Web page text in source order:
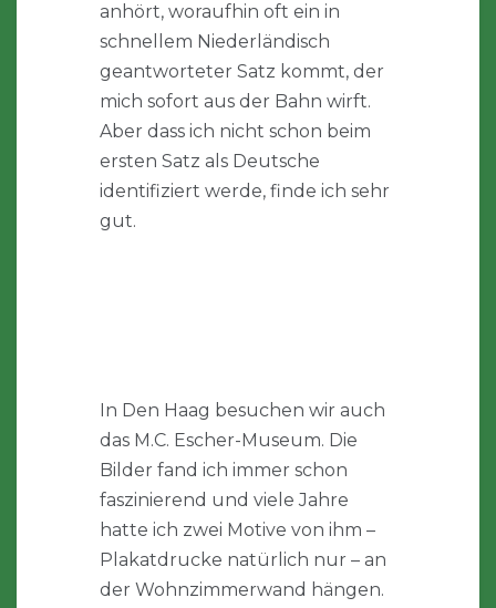
anhört, woraufhin oft ein in
schnellem Niederländisch
geantworteter Satz kommt, der
mich sofort aus der Bahn wirft.
Aber dass ich nicht schon beim
ersten Satz als Deutsche
identifiziert werde, finde ich sehr
gut.
In Den Haag besuchen wir auch
das M.C. Escher-Museum. Die
Bilder fand ich immer schon
faszinierend und viele Jahre
hatte ich zwei Motive von ihm –
Plakatdrucke natürlich nur – an
der Wohnzimmerwand hängen.